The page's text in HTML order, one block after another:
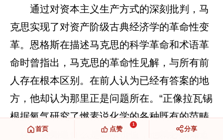
通过对资本主义生产方式的深刻批判，马
克思实现了对资产阶级古典经济学的革命性变
革。恩格斯在描述马克思的科学革命和术语革
命时曾指出，马克思的革命性见解，与所有前
人存在根本区别。在前人认为已经有答案的地
方，他却认为那里正是问题所在。“正像拉瓦锡
根据氧气研究了燃素说化学的各种既有的范畴
一样。要知道什么是剩余价值，他就必须知道
首页
1
点赞 分享